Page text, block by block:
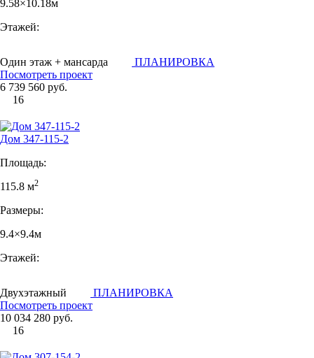
9.58×10.18м
Этажей:
Один этаж + мансарда
ПЛАНИРОВКА
Посмотреть проект
6 739 560 руб.
16
Дом 347-115-2
Площадь:
115.8 м2
Размеры:
9.4×9.4м
Этажей:
Двухэтажный
ПЛАНИРОВКА
Посмотреть проект
10 034 280 руб.
16